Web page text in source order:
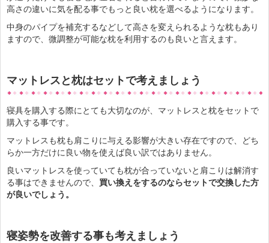
高さの違いに気を配る事でもっと良い枕を選べるようになります。
中身のパイプを補充するなどして高さを変えられるような枕もあり
ますので、微調整が可能な枕を利用するのも良いと言えます。
マットレスと枕はセットで考えましょう
寝具を購入する際にとても大切なのが、マットレスと枕をセットで
購入する事です。
マットレスも枕も肩こりに与える影響が大きい存在ですので、どち
らか一方だけに良い物を使えば良い訳ではありません。
良いマットレスを使っていても枕が合っていないと肩こりは解消す
る事はできませんので、 買い換えをするのならセットで交換した方
が良いでしょう。
寝姿勢を改善する事も考えましょう